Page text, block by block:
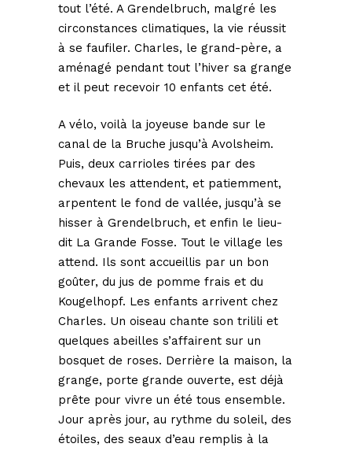
tout l’été. A Grendelbruch, malgré les
circonstances climatiques, la vie réussit
à se faufiler. Charles, le grand-père, a
aménagé pendant tout l’hiver sa grange
et il peut recevoir 10 enfants cet été.
A vélo, voilà la joyeuse bande sur le
canal de la Bruche jusqu’à Avolsheim.
Puis, deux carrioles tirées par des
chevaux les attendent, et patiemment,
arpentent le fond de vallée, jusqu’à se
hisser à Grendelbruch, et enfin le lieu-
dit La Grande Fosse. Tout le village les
attend. Ils sont accueillis par un bon
goûter, du jus de pomme frais et du
Kougelhopf. Les enfants arrivent chez
Charles. Un oiseau chante son trilili et
quelques abeilles s’affairent sur un
bosquet de roses. Derrière la maison, la
grange, porte grande ouverte, est déjà
prête pour vivre un été tous ensemble.
Jour après jour, au rythme du soleil, des
étoiles, des seaux d’eau remplis à la